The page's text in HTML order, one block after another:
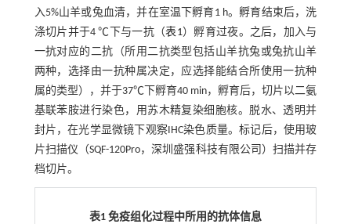
入5%山羊或兔血清，并在室温下孵育1 h。孵育结束后，洗
涤切片并于4 ℃下与一抗（表1）孵育过夜。之后，加入与
一抗对应的二抗（所用二抗类型包括山羊抗兔或兔抗山羊
两种，选择由一抗种属决定，应选择能结合所使用一抗种
属的类型），并于37℃下孵育40 min，孵育后，切片以二氨
基联苯胺进行染色，用苏木精复染细胞核。脱水、透明并
封片，在光学显微镜下观察IHC染色质量。标记后，使用玻
片扫描仪（SQF-120Pro，深圳盛强科技有限公司）扫描并存
档切片。
表1 免疫组化过程中所用的抗体信息